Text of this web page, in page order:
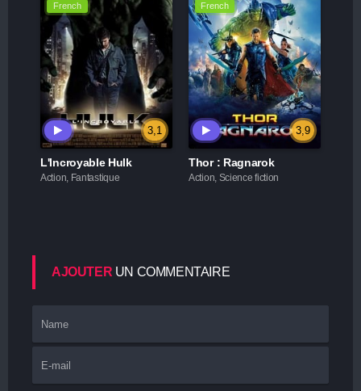
French
3,1
L'Incroyable Hulk
Action, Fantastique
French
3,9
Thor : Ragnarok
Action, Science fiction
AJOUTER UN COMMENTAIRE